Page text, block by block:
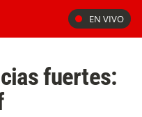
EN VIVO
fuertes: